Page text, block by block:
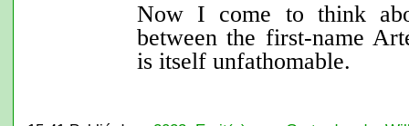
Now I come to think
between the first-name
is itself unfathomable.